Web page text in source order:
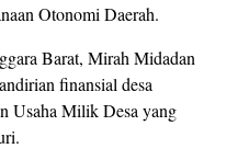
Otonomi Daerah.
Barat, Mirah Midadan
finansial desa
Usaha Milik Desa yang